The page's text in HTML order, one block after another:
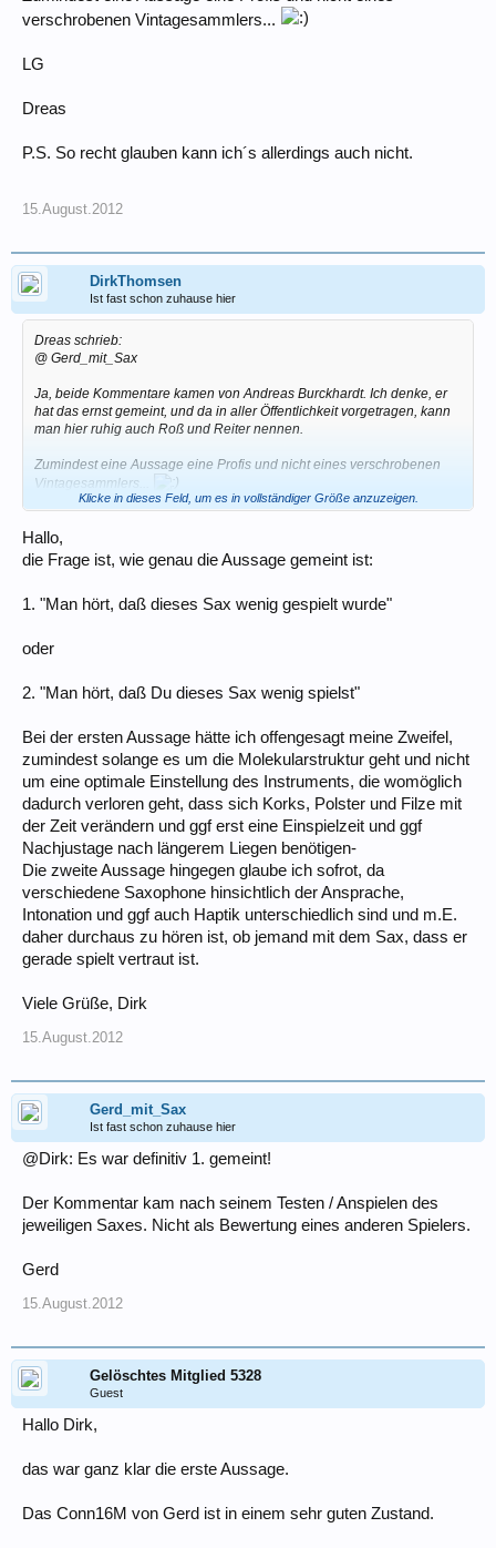
verschrobenen Vintagesammlers...
LG
Dreas
P.S. So recht glauben kann ich´s allerdings auch nicht.
15.August.2012
DirkThomsen
Ist fast schon zuhause hier
Dreas schrieb:
@ Gerd_mit_Sax
Ja, beide Kommentare kamen von Andreas Burckhardt. Ich denke, er
hat das ernst gemeint, und da in aller Öffentlichkeit vorgetragen, kann
man hier ruhig auch Roß und Reiter nennen.
Zumindest eine Aussage eine Profis und nicht eines verschrobenen
Vintagesammlers...
Dreas
Klicke in dieses Feld, um es in vollständiger Größe anzuzeigen.
Hallo,
die Frage ist, wie genau die Aussage gemeint ist:
1. "Man hört, daß dieses Sax wenig gespielt wurde"
oder
2. "Man hört, daß Du dieses Sax wenig spielst"
Bei der ersten Aussage hätte ich offengesagt meine Zweifel,
zumindest solange es um die Molekularstruktur geht und nicht
um eine optimale Einstellung des Instruments, die womöglich
dadurch verloren geht, dass sich Korks, Polster und Filze mit
der Zeit verändern und ggf erst eine Einspielzeit und ggf
Nachjustage nach längerem Liegen benötigen-
Die zweite Aussage hingegen glaube ich sofrot, da
verschiedene Saxophone hinsichtlich der Ansprache,
Intonation und ggf auch Haptik unterschiedlich sind und m.E.
daher durchaus zu hören ist, ob jemand mit dem Sax, dass er
gerade spielt vertraut ist.
Viele Grüße, Dirk
15.August.2012
Gerd_mit_Sax
Ist fast schon zuhause hier
@Dirk: Es war definitiv 1. gemeint!
Der Kommentar kam nach seinem Testen / Anspielen des
jeweiligen Saxes. Nicht als Bewertung eines anderen Spielers.
Gerd
15.August.2012
Gelöschtes Mitglied 5328
Guest
Hallo Dirk,
das war ganz klar die erste Aussage.
Das Conn16M von Gerd ist in einem sehr guten Zustand.